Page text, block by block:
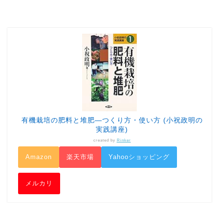
有機栽培の肥料と堆肥―つくり方・使い方 (小祝政明の
実践講座)
created by Rinker
Amazon 楽天市場 Yahooショッピング
メルカリ